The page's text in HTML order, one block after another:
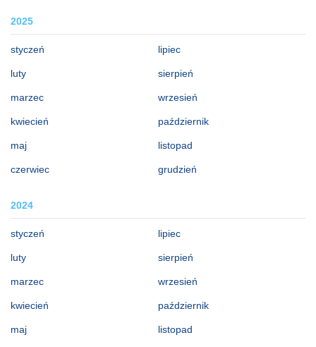
2025
styczeń
luty
marzec
kwiecień
maj
czerwiec
lipiec
sierpień
wrzesień
październik
listopad
grudzień
2024
styczeń
luty
marzec
kwiecień
maj
lipiec
sierpień
wrzesień
październik
listopad